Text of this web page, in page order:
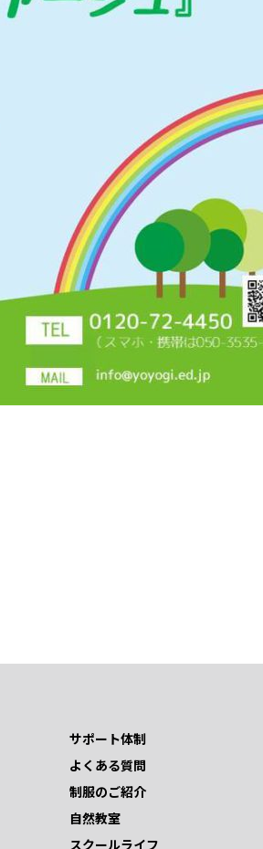
サポート体制
よくある質問
制服のご紹介
自然教室
スクールライフ